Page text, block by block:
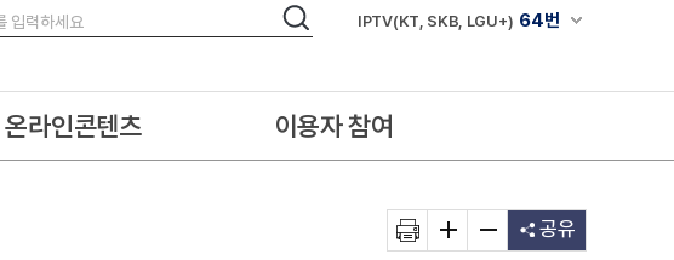
검색 채널안내 펼쳐
IPTV(KT, SKB, LGU+) 64번
IPTV(KT, SKB, LGU+)
온라인콘텐츠 이용자 참여
공유